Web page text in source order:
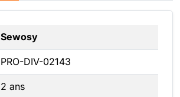
Sewosy
PRO-DIV-02143
2 ans